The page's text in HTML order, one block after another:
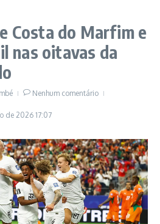
Costa do Marfim e
nas oitavas da
Nenhum comentário
de 2026 17:07